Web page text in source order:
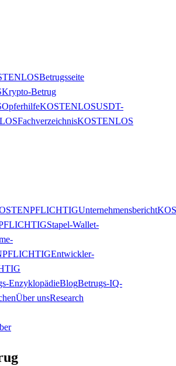
Betrugsseite
Krypto-Betrug
OpferhilfeKOSTENLOSUSDT-
FachverzeichnisKOSTENLOS
Unternehmensbericht
Stapel-Wallet-
Entwickler-
EnzyklopädieBlogBetrugs-IQ-
Über unsResearch